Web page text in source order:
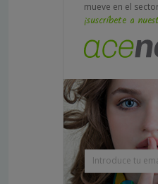
mueve en el
¡suscríbete a